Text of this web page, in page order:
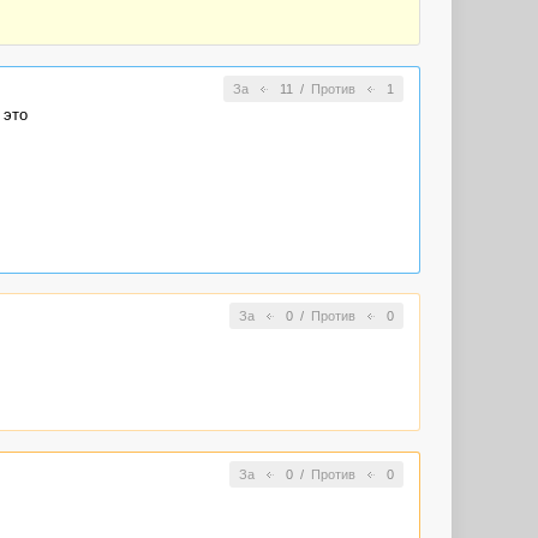
За 11 / Против 1
бывают.
ними?
и сердца
За 0/ Против 0
За 0/ Против 0